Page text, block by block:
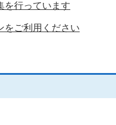
を行っています
をご利用ください